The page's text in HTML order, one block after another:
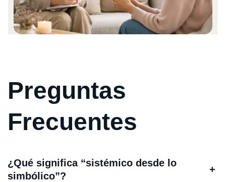
Preguntas
Frecuentes
¿Qué significa “sistémico desde lo
simbólico”?
+